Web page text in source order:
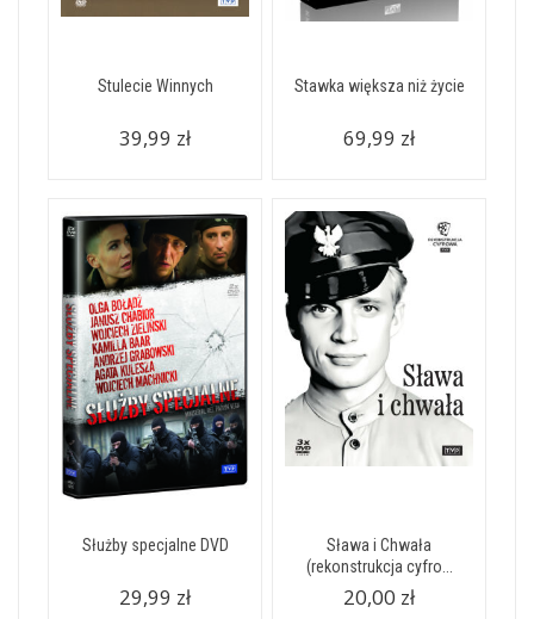
Stulecie Winnych
39,99 zł
Stawka większa niż życie
69,99 zł
Służby specjalne DVD
29,99 zł
Sława i Chwała
(rekonstrukcja cyfro...
20,00 zł